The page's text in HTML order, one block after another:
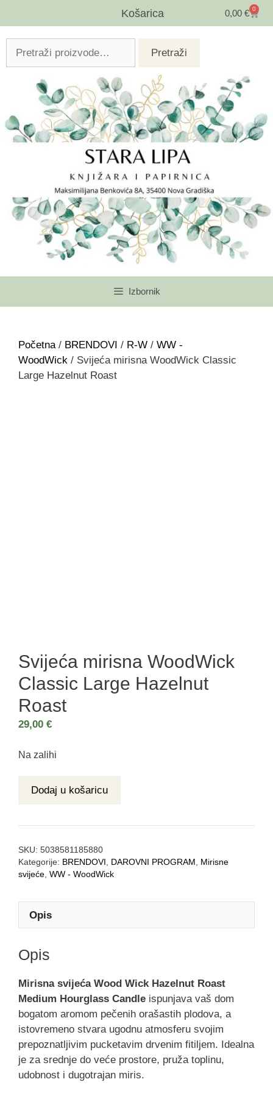
Košarica 0,00 € 0
Pretraži
Izbornik
Početna/ BRENDOVI / R-W / WW -
WoodWick / Svijeća mirisna WoodWick Classic
Large Hazelnut Roast
Svijeća mirisna WoodWick
Classic Large Hazelnut
Roast
29,00 €
Na zalihi
Dodaj u košaricu
SKU: 5038581185880
Kategorije: BRENDOVI , DAROVNI PROGRAM , Mirisne
svijeće, WW - WoodWick
Opis
Opis
Mirisna svijeća Wood Wick Hazelnut Roast
Medium Hourglass Candle ispunjava vaš dom
bogatom aromom pečenih orašastih plodova, a
istovremeno stvara ugodnu atmosferu svojim
prepoznatljivim pucketavim drvenim fitiljem. Idealna
je za srednje do veće prostore, pruža toplinu,
udobnost i dugotrajan miris.